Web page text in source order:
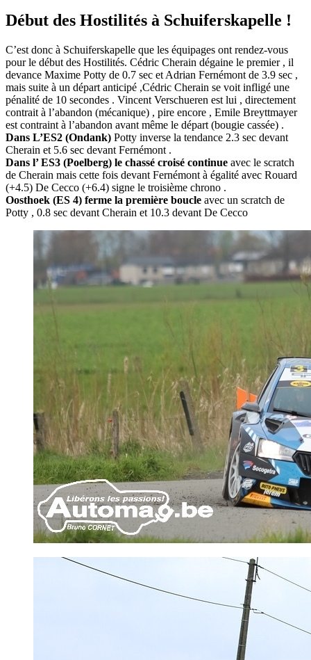
Début des Hostilités à Schuiferskapelle !
C’est donc à Schuiferskapelle que les équipages ont rendez-vous
pour le début des Hostilités. Cédric Cherain dégaine le premier , il
devance Maxime Potty de 0.7 sec et Adrian Fernémont de 3.9 sec ,
mais suite à un départ anticipé ,Cédric Cherain se voit infligé une
pénalité de 10 secondes . Vincent Verschueren est lui , directement
contrait à l’abandon (mécanique) , pire encore , Emile Breyttmayer
est contraint à l’abandon avant même le départ (bougie cassée) .
Dans L’ES2 (Ondank) Potty inverse la tendance 2.3 sec devant
Cherain et 5.6 sec devant Fernémont .
Dans l’ ES3 (Poelberg) le chassé croisé continue avec le scratch
de Cherain mais cette fois devant Fernémont à égalité avec Rouard
(+4.5) De Cecco (+6.4) signe le troisième chrono .
Oosthoek (ES 4) ferme la première boucle avec un scratch de
Potty , 0.8 sec devant Cherain et 10.3 devant De Cecco